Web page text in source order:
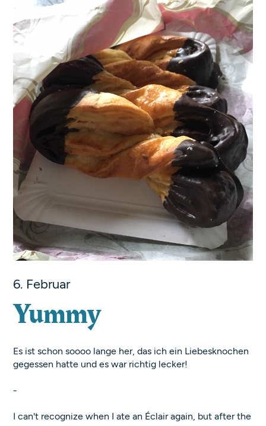
6. Februar
Yummy
Es ist schon soooo lange her, das ich ein Liebesknochen
gegessen hatte und es war richtig lecker!
-
I can't recognize when I ate an Éclair again, but after the